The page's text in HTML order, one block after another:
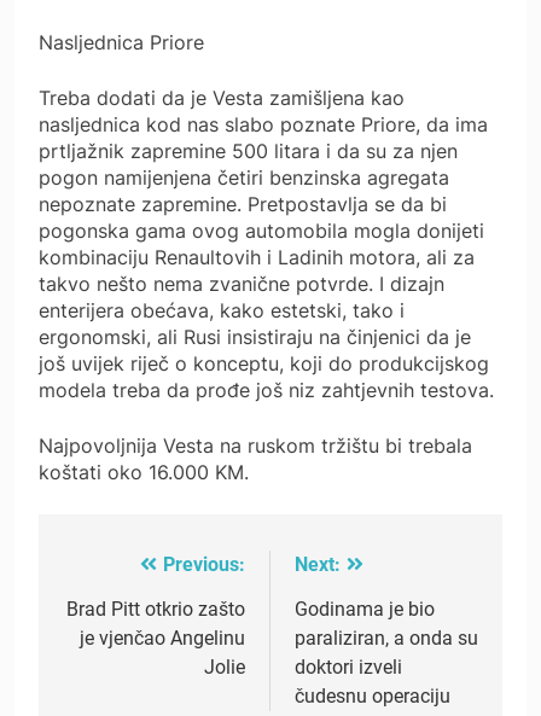
Nasljednica Priore
Treba dodati da je Vesta zamišljena kao
nasljednica kod nas slabo poznate Priore, da ima
prtljažnik zapremine 500 litara i da su za njen
pogon namijenjena četiri benzinska agregata
nepoznate zapremine. Pretpostavlja se da bi
pogonska gama ovog automobila mogla donijeti
kombinaciju Renaultovih i Ladinih motora, ali za
takvo nešto nema zvanične potvrde. I dizajn
enterijera obećava, kako estetski, tako i
ergonomski, ali Rusi insistiraju na činjenici da je
još uvijek riječ o konceptu, koji do produkcijskog
modela treba da prođe još niz zahtjevnih testova.
Najpovoljnija Vesta na ruskom tržištu bi trebala
koštati oko 16.000 KM.
navigation
Previous:
Brad Pitt otkrio zašto
je vjenčao Angelinu
Jolie
Next:
Godinama je bio
paraliziran, a onda su
doktori izveli
čudesnu operaciju